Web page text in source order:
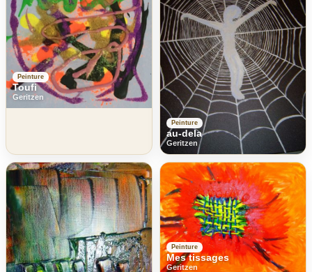
Peinture
Toufi
Geritzen
Peinture
au-dela
Geritzen
Peinture
Mes tissages
Geritzen